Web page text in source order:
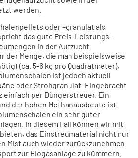
werden.
oder –granulat als
das gute Preis-Leistungs-
in der Aufzucht
der Menge, die man beispielsweise
(ca. 5-6 kg pro Quadratmeter),
ist jedoch aktuell
oder Strohgranulat. Eingebracht
einfach per Düngerstreuer. Ein
der hohen Methanausbeute ist
ein sehr guter
In diesem Fall können wir mit
das Einstreumaterial nicht nur
Mist auch wieder zurückzunehmen
zur Biogasanlage zu kümmern.